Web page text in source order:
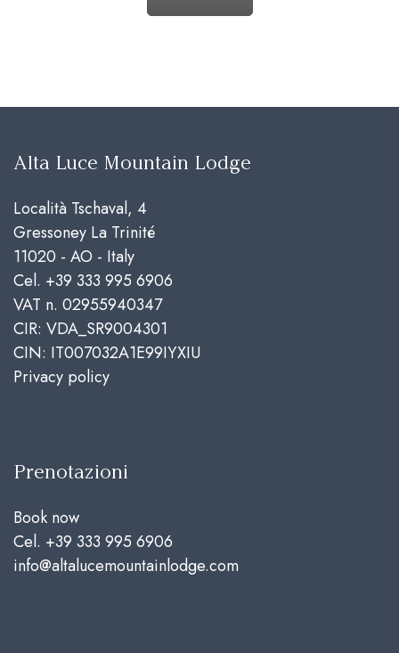
Alta Luce Mountain Lodge
Località Tschaval, 4
Gressoney La Trinité
11020 - AO - Italy
Cel. +39 333 995 6906
VAT n. 02955940347
CIR: VDA_SR9004301
CIN: IT007032A1E99IYXIU
Privacy policy
Prenotazioni
Book now
Cel. +39 333 995 6906
info@altalucemountainlodge.com